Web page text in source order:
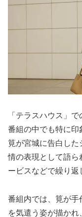
「テラスハウス」
番組の中でも特に印
筧が宮城に告白した
情の表現として語
ービスなどで繰り返
番組内では、筧が手
を気遣う姿が描か